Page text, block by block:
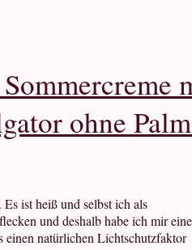
ohne
ist heiß und selbst ich als
und deshalb habe ich mir eine
einen natürlichen Lichtschutzfaktor